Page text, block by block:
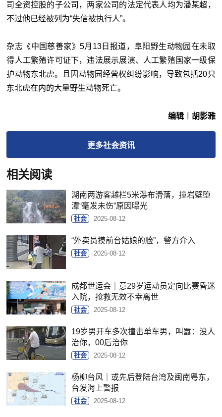
司全资控股的子公司，两家公司的法定代表人均为潘某超，
不过他已经被列为“失信被执行人”。
杂志《中国慈善家》5月13日报道，阜阳野生动物园在未取
得人工繁殖许可证下，违法展示展演、人工繁殖国家一级保
护动物东北虎。且因动物园经营权纠纷影响，导致包括20只
东北虎在内的大量野生动物死亡。
编辑︱胡影雅
更多社会资讯
相关阅读
湖南两游客越栏5米瀑布滑落，撞岩壁堕
潭“毫发未伤”原因曝光
社会 2025-08-12
“外卖员摸前台姑娘的脸”，警方介入
社会 2025-08-12
成都世运会｜意29岁运动员定向比赛昏迷
入院，抢救无效不幸离世
社会 2025-08-12
19岁男开车多次撞击单车男，叫嚣：没人
治你，00后治你
社会 2025-08-12
杨柳台风｜或先后登陆台湾及闽南粤东，
台发海上警报
社会 2025-08-12